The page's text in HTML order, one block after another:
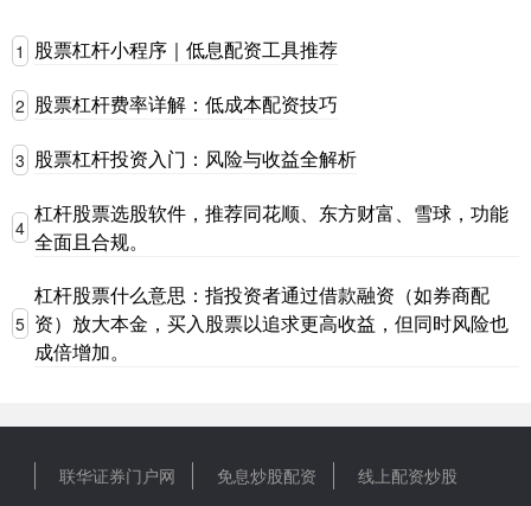
1 股票杠杆小程序｜低息配资工具推荐
2 股票杠杆费率详解：低成本配资技巧
3 股票杠杆投资入门：风险与收益全解析
4
杠杆股票选股软件，推荐同花顺、东方财富、雪球，功能
全面且合规。
5
杠杆股票什么意思：指投资者通过借款融资（如券商配
资）放大本金，买入股票以追求更高收益，但同时风险也
成倍增加。
联华证券门户网 免息炒股配资 线上配资炒股